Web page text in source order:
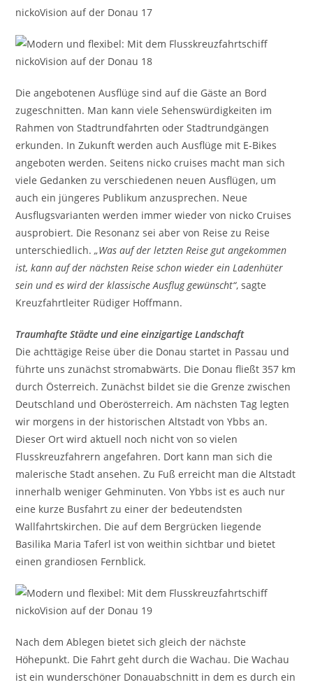
Die angebotenen Ausflüge sind auf die Gäste an Bord
zugeschnitten. Man kann viele Sehenswürdigkeiten im
Rahmen von Stadtrundfahrten oder Stadtrundgängen
erkunden. In Zukunft werden auch Ausflüge mit E-Bikes
angeboten werden. Seitens nicko cruises macht man sich
viele Gedanken zu verschiedenen neuen Ausflügen, um
auch ein jüngeres Publikum anzusprechen. Neue
Ausflugsvarianten werden immer wieder von nicko Cruises
ausprobiert. Die Resonanz sei aber von Reise zu Reise
unterschiedlich.„Was auf der letzten Reise gut angekommen
ist, kann auf der nächsten Reise schon wieder ein Ladenhüter
sein und es wird der klassische Ausflug gewünscht“, sagte
Kreuzfahrtleiter Rüdiger Hoffmann.
Traumhafte Städte und eine einzigartige Landschaft
Die achttägige Reise über die Donau startet in Passau und
führte uns zunächst stromabwärts. Die Donau fließt 357 km
durch Österreich. Zunächst bildet sie die Grenze zwischen
Deutschland und Oberösterreich. Am nächsten Tag legten
wir morgens in der historischen Altstadt von Ybbs an.
Dieser Ort wird aktuell noch nicht von so vielen
Flusskreuzfahrern angefahren. Dort kann man sich die
malerische Stadt ansehen. Zu Fuß erreicht man die Altstadt
innerhalb weniger Gehminuten. Von Ybbs ist es auch nur
eine kurze Busfahrt zu einer der bedeutendsten
Wallfahrtskirchen. Die auf dem Bergrücken liegende
Basilika Maria Taferl ist von weithin sichtbar und bietet
einen grandiosen Fernblick.
Nach dem Ablegen bietet sich gleich der nächste
Höhepunkt. Die Fahrt geht durch die Wachau. Die Wachau
ist ein wunderschöner Donauabschnitt in dem es durch ein